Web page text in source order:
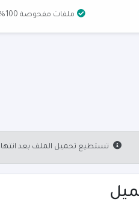
ملفات مفحوصة 100%
تستطيع تحميل الملف بعد